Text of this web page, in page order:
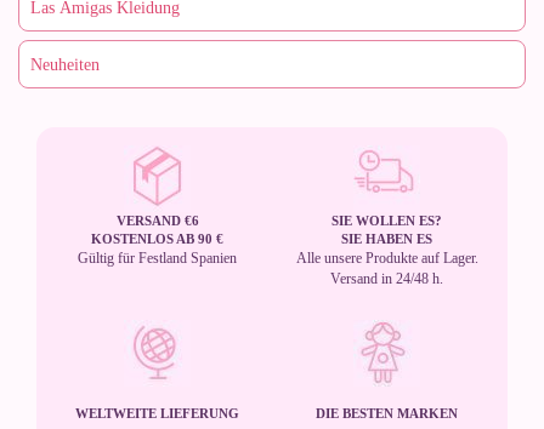
VERSAND €6
KOSTENLOS AB 90 €
Gültig für Festland Spanien
SIE WOLLEN ES?
SIE HABEN ES
Alle unsere Produkte auf Lager.
Versand in 24/48 h.
WELTWEITE LIEFERUNG DIE BESTEN MARKEN